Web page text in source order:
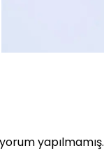
yapılmamış.